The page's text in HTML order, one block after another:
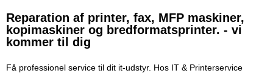
Reparation af printer, fax, MFP maskiner,
kopimaskiner og bredformatsprinter. - vi
kommer til dig
Få professionel service til dit it-udstyr. Hos IT & Printerservice